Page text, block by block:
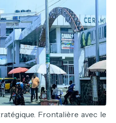
Frontalière avec le